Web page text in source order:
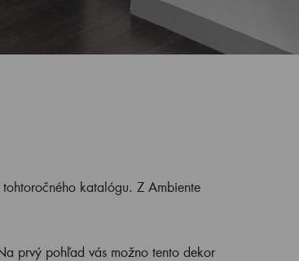
katalógu. Z Ambiente
prvý pohľad vás možno tento dekor